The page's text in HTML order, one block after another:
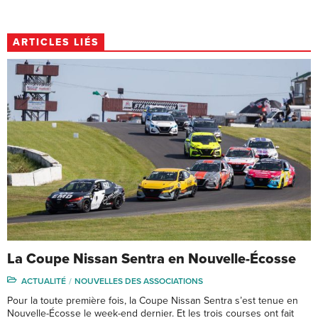
ARTICLES LIÉS
La Coupe Nissan Sentra en Nouvelle-Écosse
ACTUALITÉ NOUVELLES DES ASSOCIATIONS
Pour la toute première fois, la Coupe Nissan Sentra s’est tenue en
Nouvelle-Écosse le week-end dernier. Et les trois courses ont fait